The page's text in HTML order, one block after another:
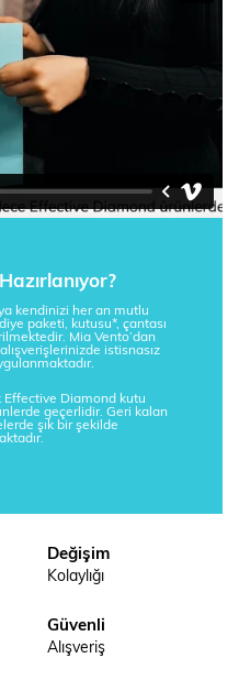
kendinizi her an mutlu
paketi, kutusu*, çantası
Mia Vento’dan
istisnasız
Effective Diamond kutu
geçerlidir. Geri kalan
şık bir şekilde
Değişim
Kolaylığı
Güvenli
Alışveriş